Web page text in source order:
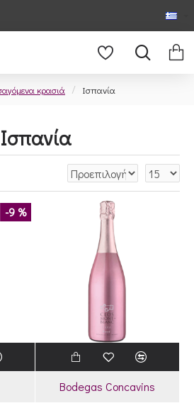
κρασιά Ισπανία
Ισπανία
-9 %
Bodegas Concavins